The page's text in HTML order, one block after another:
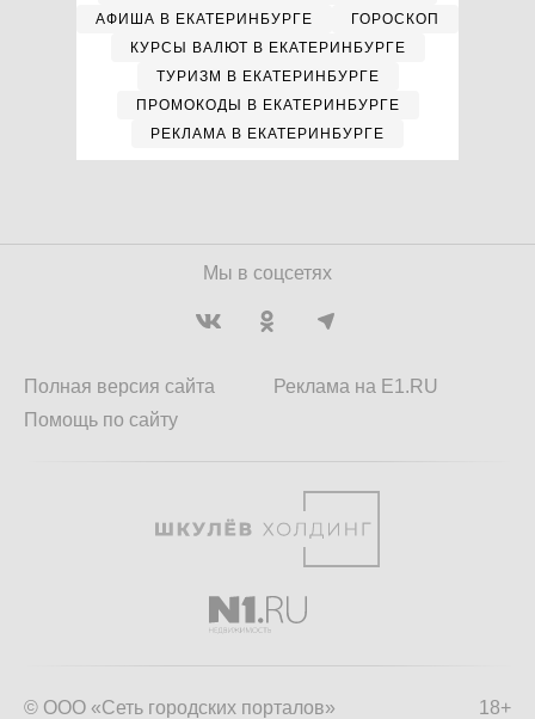
АФИША В ЕКАТЕРИНБУРГЕ
ГОРОСКОП
КУРСЫ ВАЛЮТ В ЕКАТЕРИНБУРГЕ
ТУРИЗМ В ЕКАТЕРИНБУРГЕ
ПРОМОКОДЫ В ЕКАТЕРИНБУРГЕ
РЕКЛАМА В ЕКАТЕРИНБУРГЕ
Мы в соцсетях
Полная версия сайта
Помощь по сайту
Реклама на E1.RU
18+
© ООО «Сеть городских порталов»